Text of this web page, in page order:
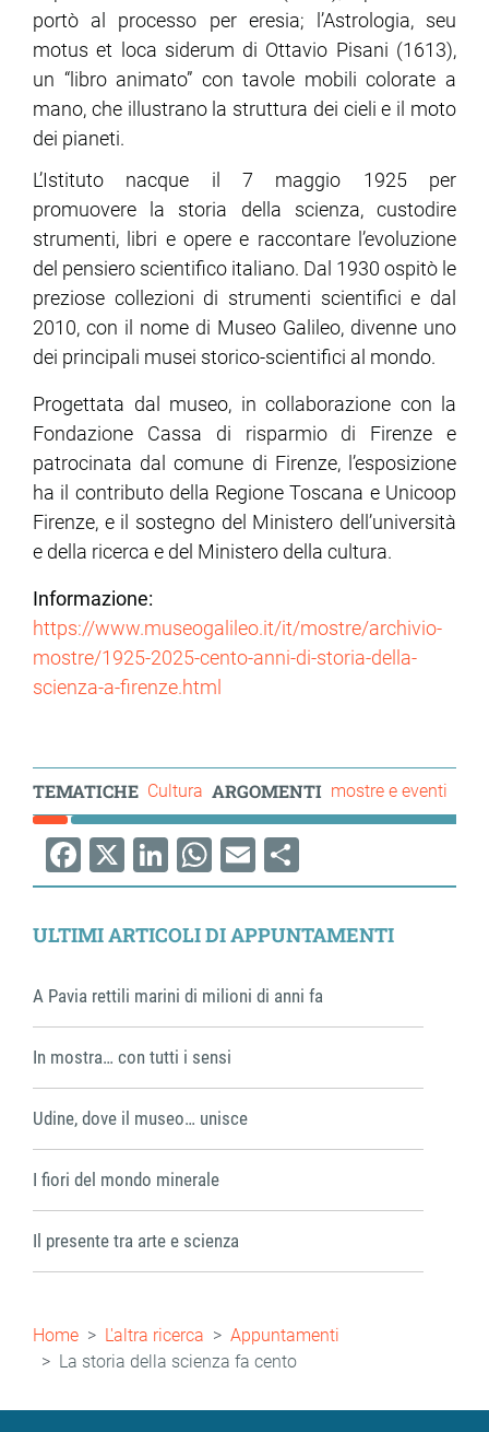
portò al processo per eresia; l’Astrologia, seu
motus et loca siderum di Ottavio Pisani (1613),
un “libro animato” con tavole mobili colorate a
mano, che illustrano la struttura dei cieli e il moto
dei pianeti.
L’Istituto nacque il 7 maggio 1925 per
promuovere la storia della scienza, custodire
strumenti, libri e opere e raccontare l’evoluzione
del pensiero scientifico italiano. Dal 1930 ospitò le
preziose collezioni di strumenti scientifici e dal
2010, con il nome di Museo Galileo, divenne uno
dei principali musei storico-scientifici al mondo.
Progettata dal museo, in collaborazione con la
Fondazione Cassa di risparmio di Firenze e
patrocinata dal comune di Firenze, l’esposizione
ha il contributo della Regione Toscana e Unicoop
Firenze, e il sostegno del Ministero dell’università
e della ricerca e del Ministero della cultura.
Informazione:
https://www.museogalileo.it/it/mostre/archivio-
mostre/1925-2025-cento-anni-di-storia-della-
scienza-a-firenze.html
TEMATICHE Cultura ARGOMENTI mostre e eventi
Facebook
X LinkedIn
WhatsApp
EmailShare
ULTIMI ARTICOLI DI APPUNTAMENTI
A Pavia rettili marini di milioni di anni fa
In mostra… con tutti i sensi
Udine, dove il museo… unisce
I fiori del mondo minerale
Il presente tra arte e scienza
Briciole
di
pane
Home L'altra ricerca
Appuntamenti
La storia della scienza fa cento